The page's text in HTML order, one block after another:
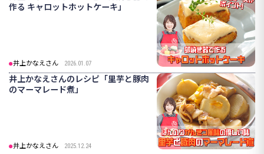
作る キャロットホットケーキ」
井上かなえさん 2026.01.07
井上かなえさんのレシピ「里芋と豚肉
のマーマレード煮」
井上かなえさん 2025.12.24